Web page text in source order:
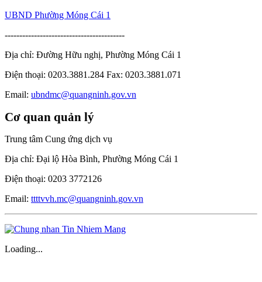
UBND Phường Móng Cái 1
-----------------------------------------
Địa chỉ: Đường Hữu nghị, Phường Móng Cái 1
Điện thoại: 0203.3881.284 Fax: 0203.3881.071
Email: ubndmc@quangninh.gov.vn
Cơ quan quản lý
Trung tâm Cung ứng dịch vụ
Địa chỉ: Đại lộ Hòa Bình, Phường Móng Cái 1
Điện thoại: 0203 3772126
Email: ttttvvh.mc@quangninh.gov.vn
Loading...